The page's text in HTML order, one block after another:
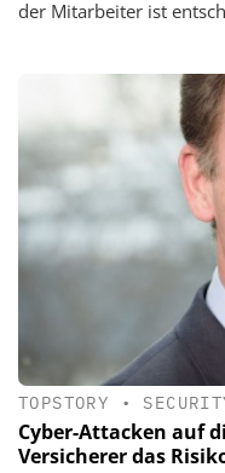
der Mitarbeiter ist
TOPSTORY •
Cyber-Attacken auf
Versicherer das